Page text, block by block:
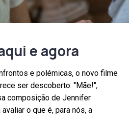
e agora
e polémicas, o novo filme
ser descoberto: "Mãe!",
composição de Jennifer
o que é, para nós, a